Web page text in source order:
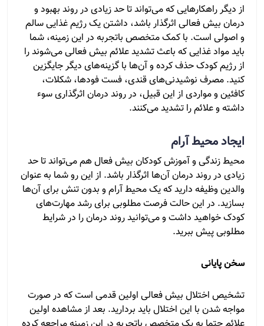
از دیگر راهکارهایی که می‌تواند تا حد زیادی در روند بهبود و
درمان بیش فعالی اثرگذار باشد، داشتن یک رژیم غذایی سالم
و اصولی است. با کمک متخصص باتجربه در این زمینه، شما
باید مواد غذایی که باعث تشدید علائم بیش فعالی می‌شوند را
از رژیم کودک حذف کرده و آن‌ها با گزینه‌های دیگر جایگزین
کنید. مصرف نوشیدنی‌های قندی، فست فودها، شکلات،
کافئین و مواردی از این قبیل، در روند درمان اثرگذاری سوء
داشته و علائم را تشدید می‌کنند.
ایجاد محیط آرام
محیط زندگی و آموزش کودکان بیش فعال هم می‌تواند تا حد
زیادی در روند درمان آن‌ها اثرگذار باشد. از این رو شما به عنوان
والدین وظیفه دارید که یک محیط آرام و بدون تنش برای آن‌ها
بسازید. در این حالت فرصت مطلوبی برای رشد مهارت‌های
کودک خواهید داشت و می‌توانید روند درمان را در شرایط
مطلوبی پیش ببرید.
سخن پایانی
تشخیص اختلال بیش فعالی اولین قدمی است که در صورت
مواجه شدن با این اختلال باید بردارید. بعد از مشاهده اولین